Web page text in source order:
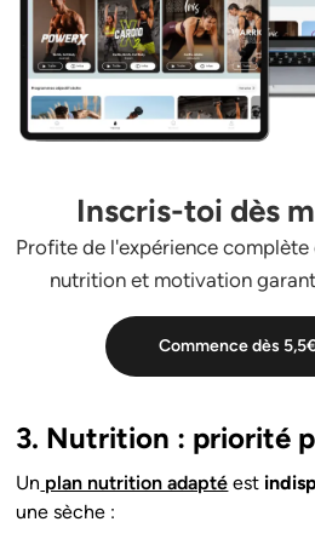
Inscris-toi dès
Profite de l'expérience complète
nutrition et motivation
Commence dès
3. Nutrition : priorité
Un plan nutrition adapté est
une sèche :